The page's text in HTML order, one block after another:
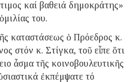
καί βαθειά δημοκράτης»
του.
καταστάσεως ὁ Πρόεδρος κ.
στόν κ. Στίγκα, τοῦ εἶπε ὅτι
ἆσμα τῆς κοινοβουλευτικῆς
ἐκπέμψατε τό